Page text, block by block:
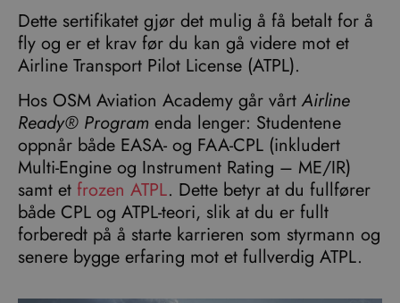
Dette sertifikatet gjør det mulig å få betalt for å
fly og er et krav før du kan gå videre mot et
Airline Transport Pilot License (ATPL).
Hos OSM Aviation Academy går vårtAirline
Ready® Program enda lenger: Studentene
oppnår både EASA- og FAA-CPL (inkludert
Multi-Engine og Instrument Rating – ME/IR)
samt et frozen ATPL. Dette betyr at du fullfører
både CPL og ATPL-teori, slik at du er fullt
forberedt på å starte karrieren som styrmann og
senere bygge erfaring mot et fullverdig ATPL.